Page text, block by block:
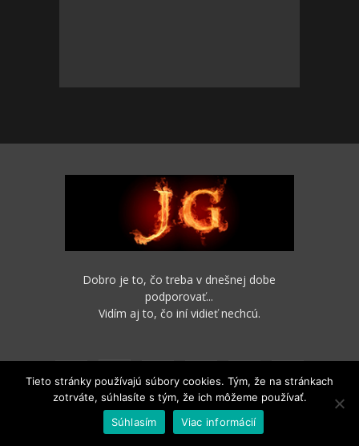
Dobro je to, čo treba v dnešnej dobe
podporovať...
Vidím aj to, čo iní vidieť nechcú.
Tieto stránky používajú súbory cookies. Tým, že na stránkach
zotrváte, súhlasíte s tým, že ich môžeme používať.
Súhlasím
Viac informácií